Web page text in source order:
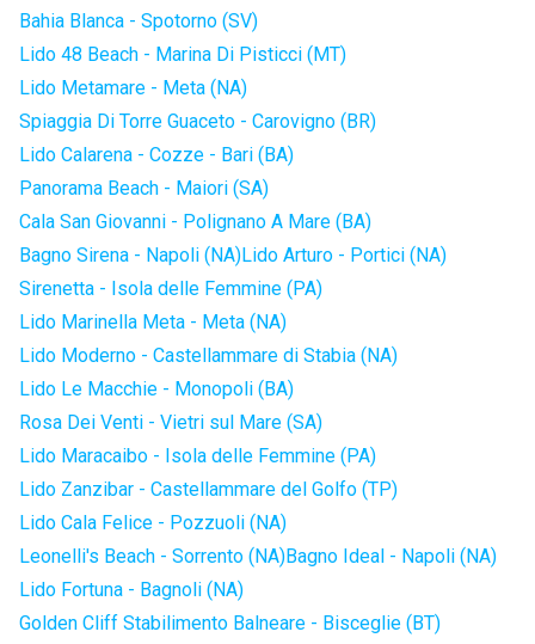
Bahia Blanca - Spotorno (SV)
Lido 48 Beach - Marina Di Pisticci (MT)
Lido Metamare - Meta (NA)
Spiaggia Di Torre Guaceto - Carovigno (BR)
Lido Calarena - Cozze - Bari (BA)
Panorama Beach - Maiori (SA)
Cala San Giovanni - Polignano A Mare (BA)
Bagno Sirena - Napoli (NA)Lido Arturo - Portici (NA)
Sirenetta - Isola delle Femmine (PA)
Lido Marinella Meta - Meta (NA)
Lido Moderno - Castellammare di Stabia (NA)
Lido Le Macchie - Monopoli (BA)
Rosa Dei Venti - Vietri sul Mare (SA)
Lido Maracaibo - Isola delle Femmine (PA)
Lido Zanzibar - Castellammare del Golfo (TP)
Lido Cala Felice - Pozzuoli (NA)
Leonelli's Beach - Sorrento (NA)Bagno Ideal - Napoli (NA)
Lido Fortuna - Bagnoli (NA)
Golden Cliff Stabilimento Balneare - Bisceglie (BT)